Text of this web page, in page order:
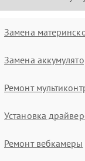
Замена
Замена
Ремонт
Установка
Ремонт вебкамеры